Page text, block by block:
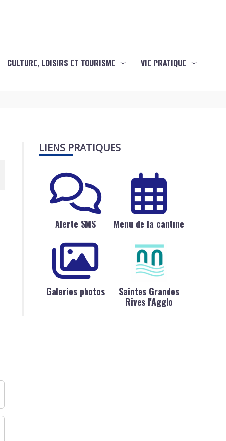
CULTURE, LOISIRS ET TOURISME VIE PRATIQUE
LIENS PRATIQUES
Alerte SMS Menu de la cantine
Galeries photos
Saintes Grandes
Rives l'Agglo